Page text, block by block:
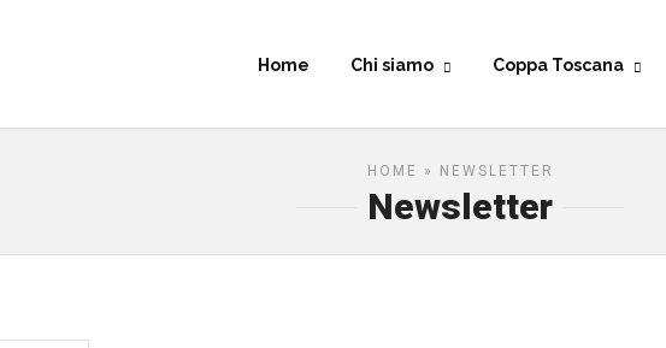
Home Chi siamo Coppa Toscana
HOME » NEWSLETTER
Newsletter